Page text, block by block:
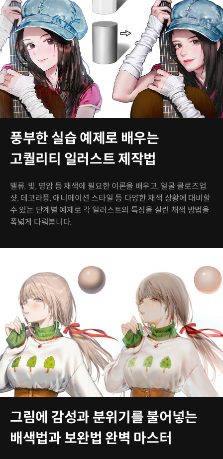
풍부한 실습 예제로 배우는
고퀄리티 일러스트 제작법
밸류, 빛, 명암 등 채색에 필요한 이론을 배우고, 얼굴 클로즈업
샷, 데코라풍, 애니메이션 스타일 등 다양한 채색 상황에 대비할
수 있는 단계별 예제로 각 일러스트의 특징을 살린 채색 방법을
폭넓게 다뤄봅니다.
그림에 감성과 분위기를 불어넣는
배색법과 보완법 완벽 마스터